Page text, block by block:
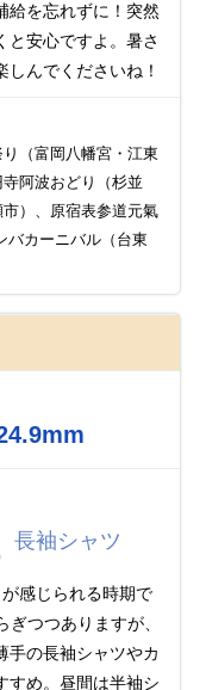
給を忘れずに！突然
と安心ですよ。暑さ
んでくださいね！
（富岡八幡宮・江東
阿波おどり（杉並
）、原宿表参道元氣
バカーニバル（台東
長袖シャツ
感じられる時期で
つつありますが、
手の長袖シャツやカ
すめ。昼間は半袖シ